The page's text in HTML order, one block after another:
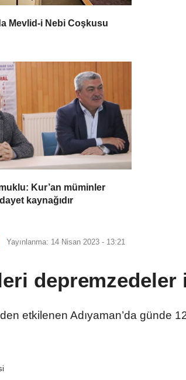
Mevlid-i Nebi Coşkusu
Kur’an müminler
kaynağıdır
Yayınlanma: 14 Nisan 2023 - 13:21
depremzedeler
etkilenen Adıyaman’da günde